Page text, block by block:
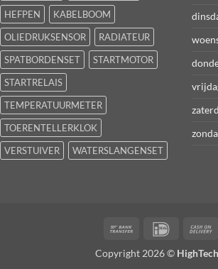
HEFPEN
KABELBOOM
OLIEDRUKSENSOR
RADIATEUR
SPATBORDENSET
STARTMOTOR
STARTRELAIS
TEMPERATUURMETER
TOERENTELLERKLOK
VERSTUIVER
WATERSLANGENSET
Bank
IDeal
Copyright 2026 ©